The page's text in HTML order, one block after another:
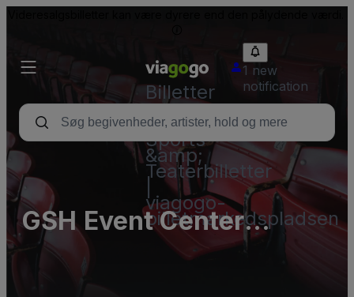
Billetter
-
Koncert-,
Sports-
&amp;
Teaterbilletter
viagogo-
billetmarkedspladsen
1 new
notification
GSH Event Center
Parking Lots (InActive)